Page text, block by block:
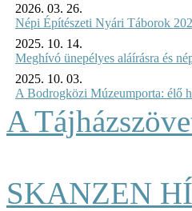
2026. 03. 26.
Népi Építészeti Nyári Táborok
2025. 10. 14.
Meghívó ünepélyes aláírásra és
2025. 10. 03.
A Bodrogközi Múzeumporta: élő
A
SKANZEN